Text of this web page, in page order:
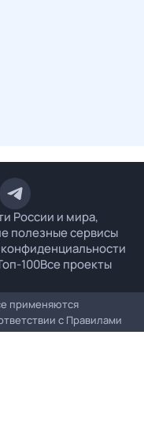
России и мира,
полезные сервисы
100Все проекты
применяются
с Правилами